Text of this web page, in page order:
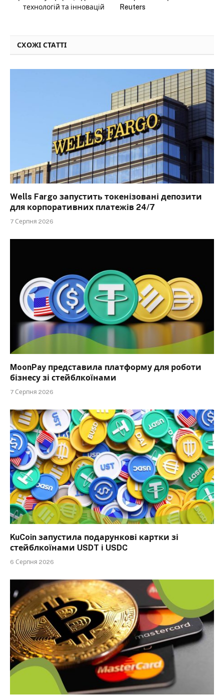
технологій та інновацій
Reuters
СХОЖІ СТАТТІ
Wells Fargo запустить токенізовані депозити
для корпоративних платежів 24/7
7 Серпня 2026
MoonPay представила платформу для роботи
бізнесу зі стейблкоїнами
7 Серпня 2026
KuCoin запустила подарункові картки зі
стейблкоїнами USDT і USDC
6 Серпня 2026